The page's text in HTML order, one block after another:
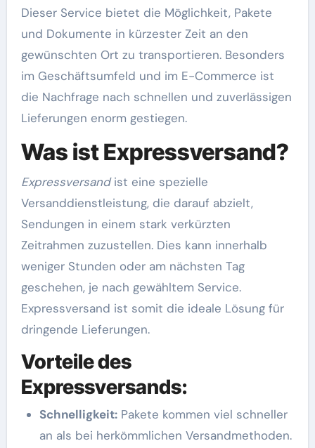
Dieser Service bietet die Möglichkeit, Pakete
und Dokumente in kürzester Zeit an den
gewünschten Ort zu transportieren. Besonders
im Geschäftsumfeld und im E-Commerce ist
die Nachfrage nach schnellen und zuverlässigen
Lieferungen enorm gestiegen.
Was ist Expressversand?
Expressversandist eine spezielle
Versanddienstleistung, die darauf abzielt,
Sendungen in einem stark verkürzten
Zeitrahmen zuzustellen. Dies kann innerhalb
weniger Stunden oder am nächsten Tag
geschehen, je nach gewähltem Service.
Expressversand ist somit die ideale Lösung für
dringende Lieferungen.
Vorteile des
Expressversands:
Schnelligkeit:Pakete kommen viel schneller
an als bei herkömmlichen Versandmethoden.